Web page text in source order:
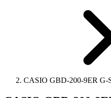
CASIO GBD-200-9ER G-